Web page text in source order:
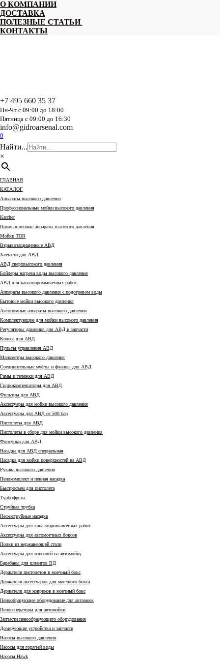
Перейти
к
содержанию
О КОМПАНИИ
ДОСТАВКА
ПОЛЕЗНЫЕ СТАТЬИ
КОНТАКТЫ
+7 495 660 35 37
Пн-Чт с 09:00 до 18:00
Пятница с 09:00 до 16:30
info@gidroarsenal.com
0
Найти...
×
ГЛАВНАЯ
КАТАЛОГ
Аппараты высокого давления
Профессиональные мойки высокого давления
Karcher
Промышленные аппараты высокого давления
Мойки TOR
Взрывозащищенные АВД
Запчасти для АВД
АВД сверхвысокого давления
Бойлеры нагрева воды высокого давления
АВД для каналопромывочных работ
Аппараты высокого давления с подогревом воды
Бытовые мойки высокого давления
Автономные аппараты высокого давления
Комплектующие для мойки высокого давления
Регуляторы давления для АВД и запчасти
Колеса для АВД
Пульты управления АВД
Манометры высокого давления
Соединительные муфты и фланцы для АВД
Рамы и тележки для АВД
Гидрокомпенсаторы для АВД
Фильтры для АВД
Аксессуары для мойки высокого давления
Аксессуары для АВД от 500 бар
Пистолеты для АВД
Пистолеты в сборе для мойки высокого давления
Форсунки для АВД
Насадка для АВД специальная
Насадка для мойки поверхностей на АВД
Рукава высокого давления
Пенокомплект и пенная насадка
Быстросъем для пистолета
Турбофрезы
Струйная трубка
Пескоструйные насадки
Аксессуары для каналопромывочных работ
Аксессуары для автомоечных боксов
Полки из нержавеющей стали
Аксессуары для консолей на автомойку
Барабаны для шлангов ВД
Держатели пистолетов в моечный бокс
Держатели аксессуаров для моечного бокса
Держатели для ковриков в моечный бокс
Пенообразующее оборудование для автомоек
Пеногенераторы для автомойки
Запчасти пенообразующего оборудования
Дозирующие устройства и запчасти
Насосы высокого давления
Насосы для горячей воды
Насосы Hawk